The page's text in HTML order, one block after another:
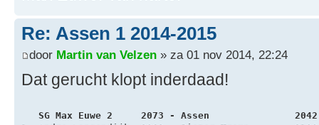
Re: Assen 1 2014-2015
door Martin van Velzen » za 01 nov 2014, 22:24
Dat gerucht klopt inderdaad!
SG Max Euwe 2     2073 - Assen